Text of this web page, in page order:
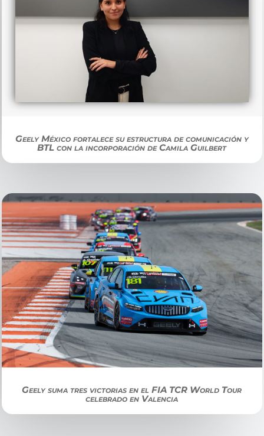
Geely México fortalece su estructura de comunicación y
BTL con la incorporación de Camila Guilbert
Geely suma tres victorias en el FIA TCR World Tour
celebrado en Valencia